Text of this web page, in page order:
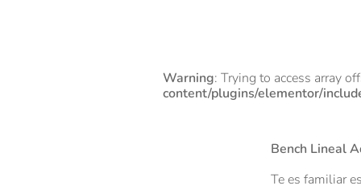
Warning: Trying to access array
content/plugins/elementor/
Bench Lineal
Te es familiar